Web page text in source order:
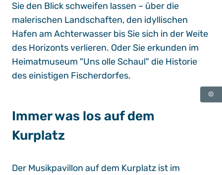
Sie den Blick schweifen lassen – über die
malerischen Landschaften, den idyllischen
Hafen am Achterwasser bis Sie sich in der Weite
des Horizonts verlieren. Oder Sie erkunden im
Heimatmuseum "Uns olle Schaul" die Historie
des einistigen Fischerdorfes.
©
Immer was los auf dem
Kurplatz
Der Musikpavillon auf dem Kurplatz ist im